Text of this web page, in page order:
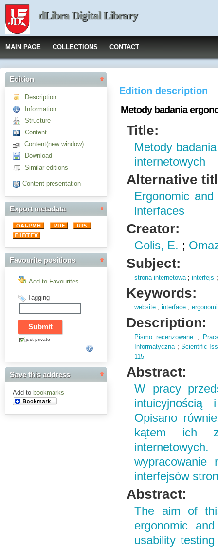
dLibra Digital Library
MAIN PAGE COLLECTIONS CONTACT
Edition
Description
Information
Structure
Content
Content(new window)
Download
Similar editions
Content presentation
Export metadata
Favourite positions
Add to Favourites
Tagging
just private
Save this address
Add to bookmarks
Edition description
Metody badania
Title:
Metody
internetowych
Alternative
Ergonomic
interfaces
Creator:
Golis, E. ;
Subject:
strona internetowa;interfejs
Keywords:
website ;interface ;
Description:
Pismo recenzowane ;
Informatyczna; Scientific
115
Abstract:
W pracy
intuicyjnością
Opisano
kątem ich
wypracowanie
interfejsów
Abstract:
The aim of
ergonomic
usability